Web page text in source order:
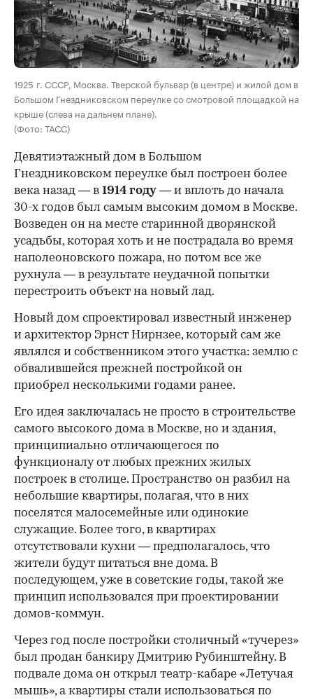
00:00 / 00:00
1925 г. СССР, Москва. Тверской бульвар (в центре) и жилой дом в
Большом Гнездниковском переулке со смотровой площадкой на
крыше (слева на дальнем плане).
(Фото: ТАСС)
Девятиэтажный дом в Большом
Гнездниковском переулке был построен более
века назад — в 1914 году — и вплоть до начала
30-х годов был самым высоким домом в Москве.
Возведен он на месте старинной дворянской
усадьбы, которая хоть и не пострадала во время
наполеоновского пожара, но потом все же
рухнула — в результате неудачной попытки
перестроить объект на новый лад.
Новый дом спроектировал известный инженер
и архитектор Эрнст Нирнзее, который сам же
являлся и собственником этого участка: землю с
обвалившейся прежней постройкой он
приобрел несколькими годами ранее.
Его идея заключалась не просто в строительстве
самого высокого дома в Москве, но и здания,
принципиально отличающегося по
функционалу от любых прежних жилых
построек в столице. Пространство он разбил на
небольшие квартиры, полагая, что в них
поселятся малосемейные или одинокие
служащие. Более того, в квартирах
отсутствовали кухни — предполагалось, что
жители будут питаться вне дома. В
последующем, уже в советские годы, такой же
принцип использовался при проектировании
домов-коммун.
Через год после постройки столичный «тучерез»
был продан банкиру Дмитрию Рубинштейну. В
подвале дома он открыл театр-кабаре «Летучая
мышь», а квартиры стали использоваться по